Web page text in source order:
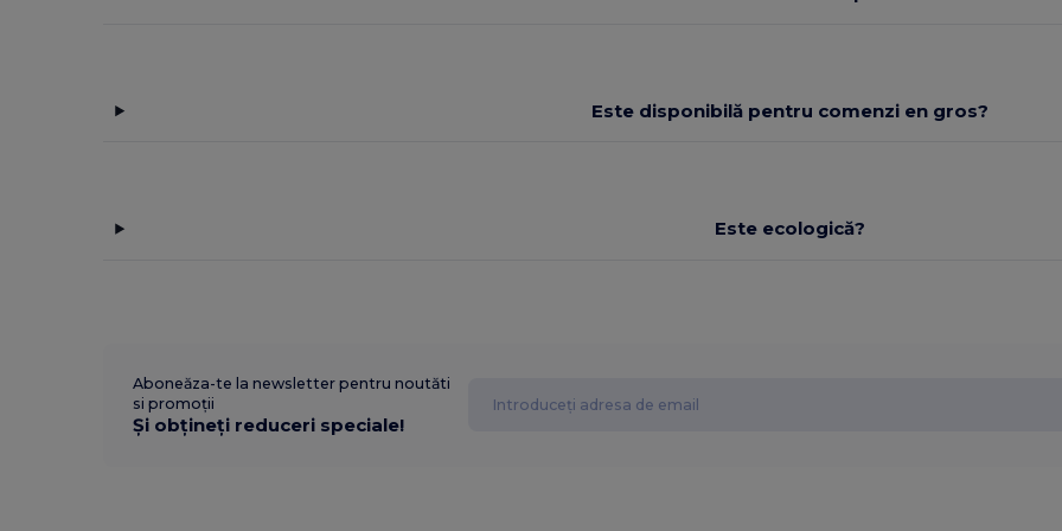
Este disponibilă pentru comenzi en gros?
Este ecologică?
Aboneăza-te la newsletter pentru noutăti
si promoții
Și obțineți reduceri speciale!